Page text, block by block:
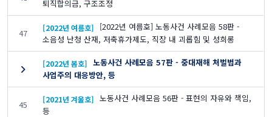
퇴직합의금, 구조조정
47 [2022년 여름호]
[2022년 여름호] 노동사건 사례모음 58판 -
소음성 난청 산재, 저축휴가제도, 직장 내 괴롭힘 및 성희롱
[2022년 봄호] 노동사건 사례모음 57판 - 중대재해 처벌법과
사업주의 대응방안, 등
45 [2021년 겨울호] 노동사건 사례모음 56판 - 표현의 자유와 책임,
등